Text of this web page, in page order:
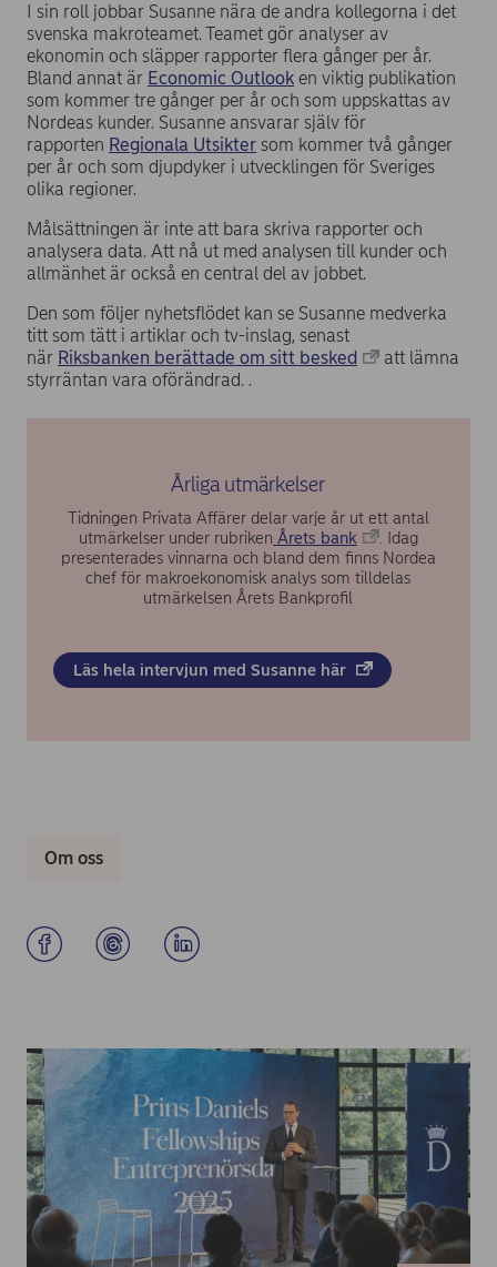
I sin roll jobbar Susanne nära de andra kollegorna i det
svenska makroteamet. Teamet gör analyser av
ekonomin och släpper rapporter flera gånger per år.
Bland annat är Economic Outlook en viktig publikation
som kommer tre gånger per år och som uppskattas av
Nordeas kunder. Susanne ansvarar själv för
rapporten Regionala Utsikter som kommer två gånger
per år och som djupdyker i utvecklingen för Sveriges
olika regioner.
Målsättningen är inte att bara skriva rapporter och
analysera data. Att nå ut med analysen till kunder och
allmänhet är också en central del av jobbet.
Den som följer nyhetsflödet kan se Susanne medverka
titt som tätt i artiklar och tv-inslag, senast
när Riksbanken berättade om sitt besked
att lämna
styrräntan vara oförändrad. .
Årliga utmärkelser
Tidningen Privata Affärer delar varje år ut ett antal
utmärkelser under rubriken Årets bank
. Idag
presenterades vinnarna och bland dem finns Nordea
chef för makroekonomisk analys som tilldelas
utmärkelsen Årets Bankprofil
Läs hela intervjun med Susanne här
Om oss